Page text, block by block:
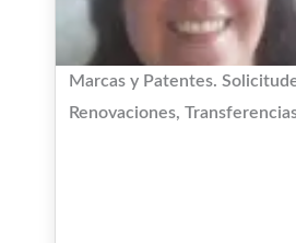
Marcas y Patentes.
Renovaciones,